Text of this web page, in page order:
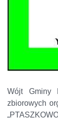
Wójt Gminy
zbiorowych